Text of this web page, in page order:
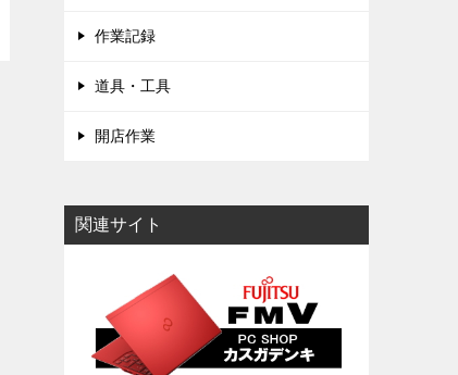
作業記録
道具・工具
開店作業
関連サイト